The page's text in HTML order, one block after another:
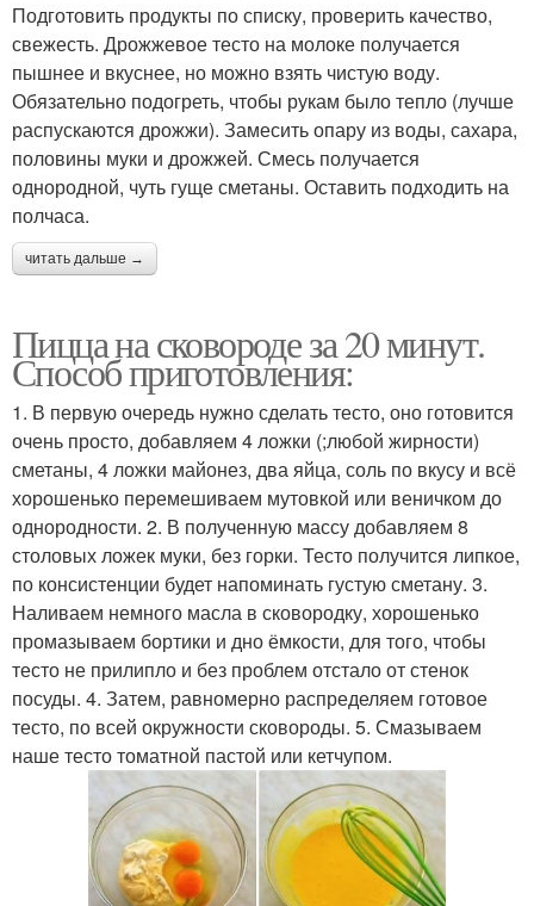
Подготовить продукты по списку, проверить качество,
свежесть. Дрожжевое тесто на молоке получается
пышнее и вкуснее, но можно взять чистую воду.
Обязательно подогреть, чтобы рукам было тепло (лучше
распускаются дрожжи). Замесить опару из воды, сахара,
половины муки и дрожжей. Смесь получается
однородной, чуть гуще сметаны. Оставить подходить на
полчаса.
читать дальше →
Пицца на сковороде за 20 минут.
Способ приготовления:
1. В первую очередь нужно сделать тесто, оно готовится
очень просто, добавляем 4 ложки (;любой жирности)
сметаны, 4 ложки майонез, два яйца, соль по вкусу и всё
хорошенько перемешиваем мутовкой или веничком до
однородности. 2. В полученную массу добавляем 8
столовых ложек муки, без горки. Тесто получится липкое,
по консистенции будет напоминать густую сметану. 3.
Наливаем немного масла в сковородку, хорошенько
промазываем бортики и дно ёмкости, для того, чтобы
тесто не прилипло и без проблем отстало от стенок
посуды. 4. Затем, равномерно распределяем готовое
тесто, по всей окружности сковороды. 5. Смазываем
наше тесто томатной пастой или кетчупом.